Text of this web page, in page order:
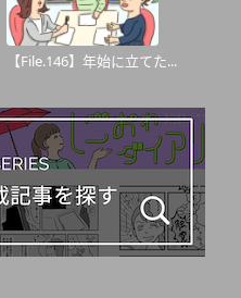
【File.146】年始に立てた...